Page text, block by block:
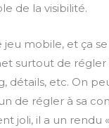
de la visibilité.
mobile, et ça
surtout de
détails, etc. On
de régler à sa
joli, il a un rendu